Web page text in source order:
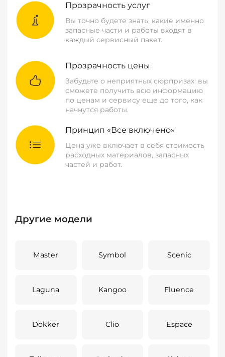
Прозрачность услуг
Вы точно будете знать, какие именно
запасные части и работы входят в
каждый сервисный пакет.
Прозрачность цены
Забудьте о неприятных сюрпризах: вы
сможете получить всю информацию
по ценам и сервису еще до того, как
начнутся работы.
Принцип «Все включено»
Цена уже включает в себя стоимость
расходных материалов, запасных
частей и работ.
Другие модели
Master Symbol Scenic
Laguna Kangoo Fluence
Dokker Clio Espace